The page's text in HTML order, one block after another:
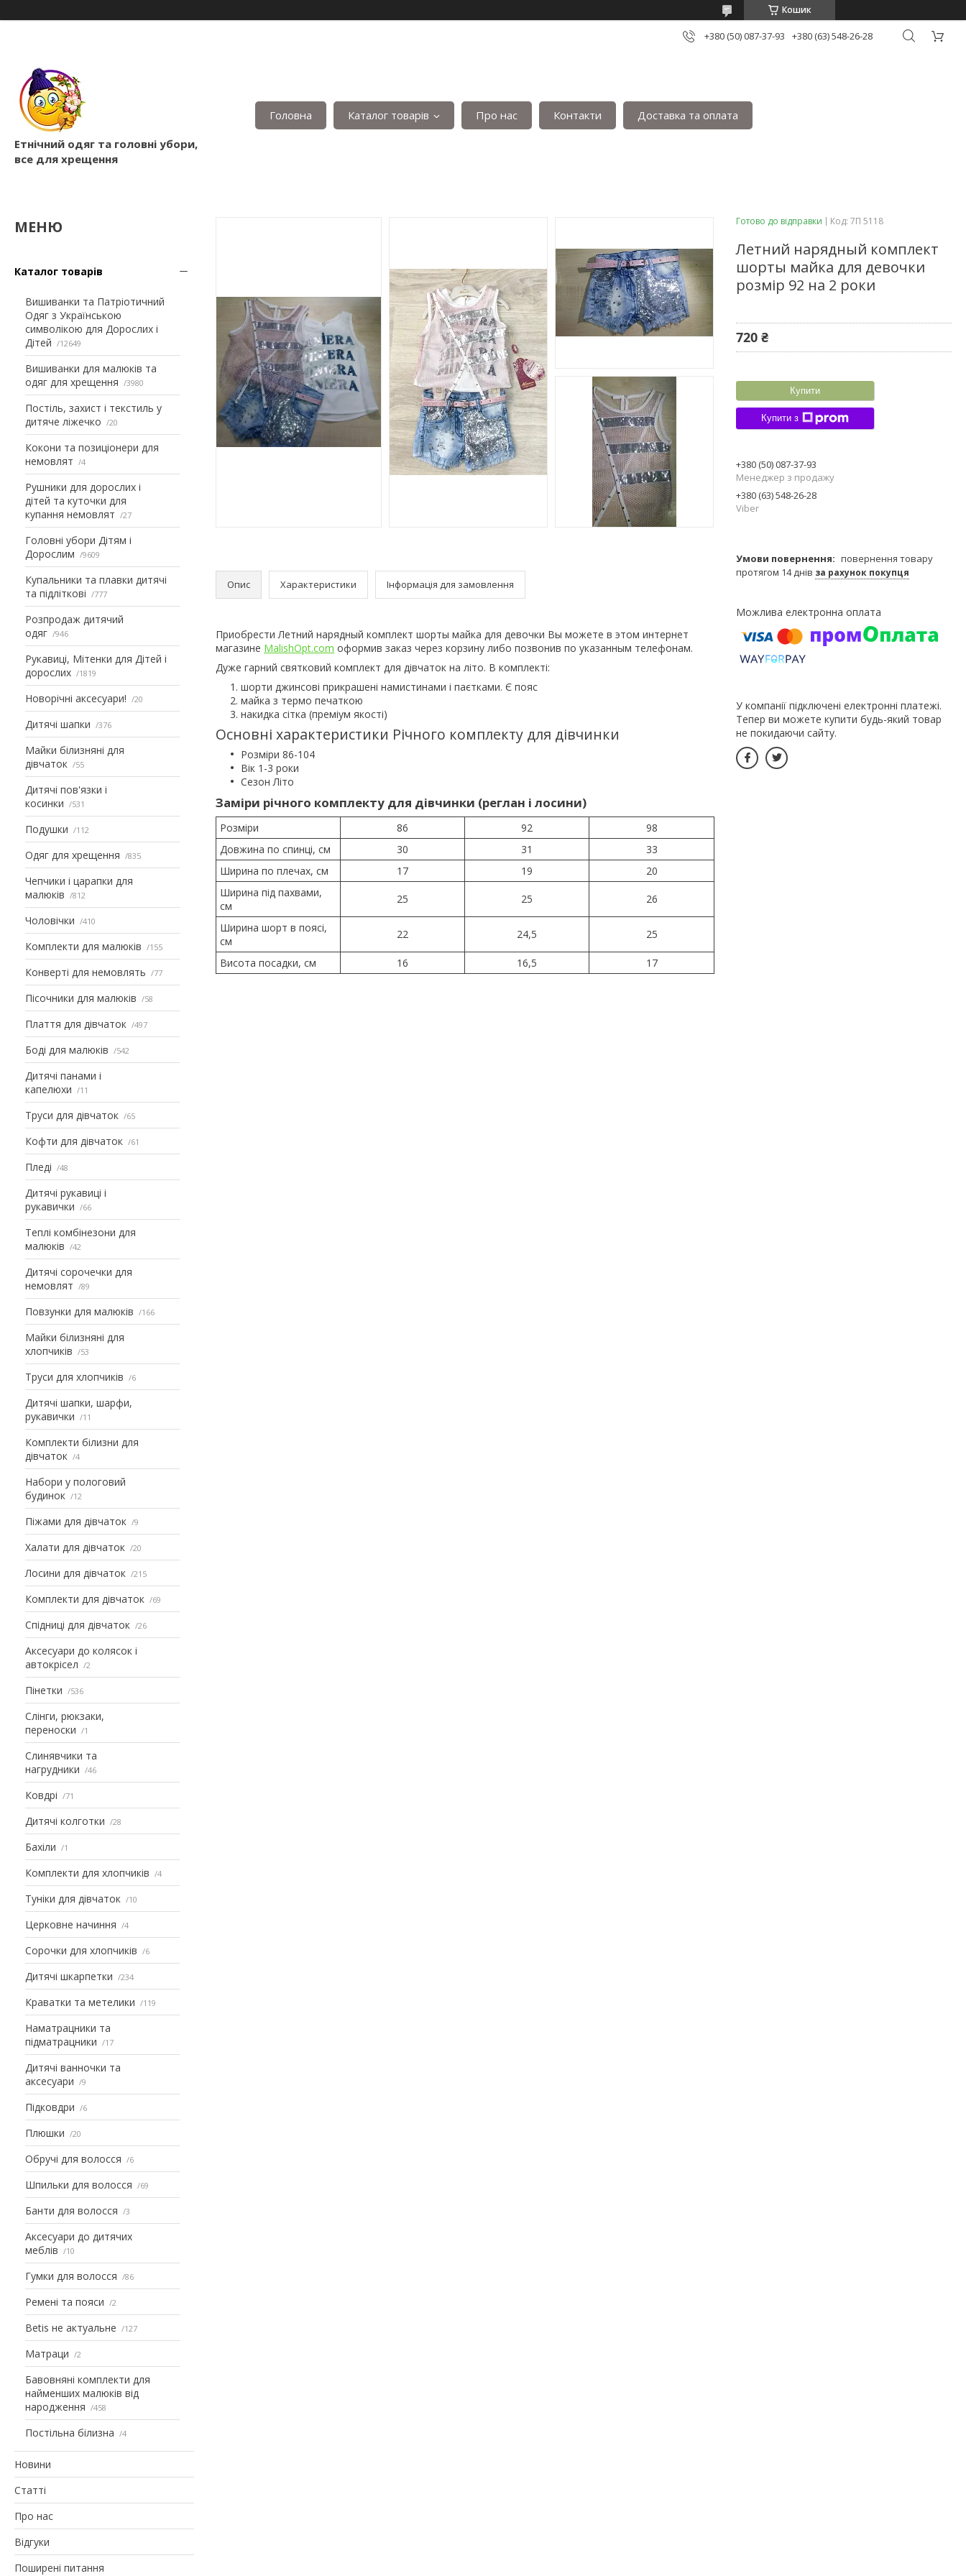
Кошик
+380 (50) 087-37-93 +380 (63) 548-26-28
Етнічний одяг та головні убори,
все для хрещення
Головна Каталог товарів Про нас Контакти Доставка та оплата
Каталог товарів
Вишиванки та Патріотичний
Одяг з Українською
символікою для Дорослих і
Дітей
12649
Вишиванки для малюків та
одяг для хрещення
3980
Постіль, захист і текстиль у
дитяче ліжечко
20
Кокони та позиціонери для
немовлят
4
Рушники для дорослих і
дітей та куточки для
купання немовлят
27
Головні убори Дітям і
Дорослим
9609
Купальники та плавки дитячі
та підліткові
777
Розпродаж дитячий
одяг
946
Рукавиці, Мітенки для Дітей і
дорослих
1819
Новорічні аксесуари! 20
Дитячі шапки 376
Майки білизняні для
дівчаток
55
Дитячі пов'язки і
косинки
531
Подушки 112
Одяг для хрещення 835
Чепчики і царапки для
малюків
812
Чоловічки 410
Комплекти для малюків 155
Конверті для немовлять 77
Пісочники для малюків 58
Плаття для дівчаток 497
Боді для малюків 542
Дитячі панами і
капелюхи
11
Труси для дівчаток 65
Кофти для дівчаток 61
Пледі 48
Дитячі рукавиці і
рукавички
66
Теплі комбінезони для
малюків
42
Дитячі сорочечки для
немовлят
89
Повзунки для малюків 166
Майки білизняні для
хлопчиків
53
Труси для хлопчиків 6
Дитячі шапки, шарфи,
рукавички
11
Комплекти білизни для
дівчаток
4
Набори у пологовий
будинок
12
Піжами для дівчаток 9
Халати для дівчаток 20
Лосини для дівчаток 215
Комплекти для дівчаток 69
Спідниці для дівчаток 26
Аксесуари до колясок і
автокрісел
2
Пінетки 536
Слінги, рюкзаки,
переноски
1
Слинявчики та
нагрудники
46
Ковдрі 71
Дитячі колготки 28
Бахіли 1
Комплекти для хлопчиків 4
Туніки для дівчаток 10
Церковне начиння 4
Сорочки для хлопчиків 6
Дитячі шкарпетки 234
Краватки та метелики 119
Наматрацники та
підматрацники
17
Дитячі ванночки та
аксесуари
9
Підковдри 6
Плюшки 20
Обручі для волосся 6
Шпильки для волосся 69
Банти для волосся 3
Аксесуари до дитячих
меблів
10
Гумки для волосся 86
Ремені та пояси 2
Betis не актуальне 127
Матраци 2
Бавовняні комплекти для
найменших малюків від
народження
458
Постільна білизна 4
Новини
Статті
Про нас
Відгуки
Поширені питання
Опис Характеристики Інформація для замовлення
Приобрести Летний нарядный комплект шорты майка для девочки Вы можете в этом интернет
магазине MalishOpt.com оформив заказ через корзину либо позвонив по указанным телефонам.
Дуже гарний святковий комплект для дівчаток на літо. В комплекті:
шорти джинсові прикрашені намистинами і паєтками. Є пояс
майка з термо печаткою
накидка сітка (преміум якості)
Основні характеристики Річного комплекту для дівчинки
Розміри 86-104
Вік 1-3 роки
Сезон Літо
Заміри річного комплекту для дівчинки (реглан і лосини)
Розміри 86 92
98
Довжина по спинці, см
30 31
33
Ширина по плечах, см
17 19
20
Ширина під пахвами,
см
25 25 26
Ширина шорт в поясі,
см
22 24,5 25
Висота посадки, см 16 16,5 17
Готово до відправки Код: 7П 5118
Летний нарядный комплект
шорты майка для девочки
розмір 92 на 2 роки
720 ₴
Купити
Купити з
+380 (50) 087-37-93
Менеджер з продажу
+380 (63) 548-26-28
Viber
повернення товару
протягом 14 днів за рахунок покупця
У компанії підключені електронні платежі.
Тепер ви можете купити будь-який товар
не покидаючи сайту.